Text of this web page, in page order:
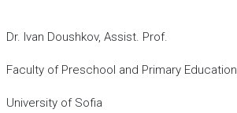
Dr. Ivan Doushkov, Assist. Prof.
Faculty of Preschool and Primary Education
University of Sofia